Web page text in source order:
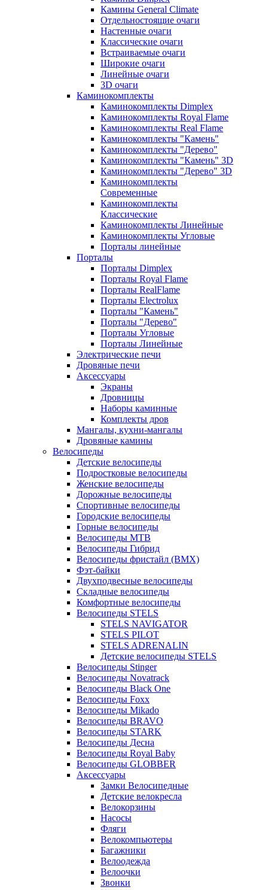
Камины General Climate
Отдельностоящие очаги
Настенные очаги
Классические очаги
Встраиваемые очаги
Широкие очаги
Линейные очаги
3D очаги
Каминокомплекты
Каминокомплекты Dimplex
Каминокомплекты Royal Flame
Каминокомплекты Real Flame
Каминокомплекты "Камень"
Каминокомплекты "Дерево"
Каминокомплекты "Камень" 3D
Каминокомплекты "Дерево" 3D
Каминокомплекты
Современные
Каминокомплекты
Классические
Каминокомплекты Линейные
Каминокомплекты Угловые
Порталы линейные
Порталы
Порталы Dimplex
Порталы Royal Flame
Порталы RealFlame
Порталы Electrolux
Порталы "Камень"
Порталы "Дерево"
Порталы Угловые
Порталы Линейные
Электрические печи
Дровяные печи
Аксессуары
Экраны
Дровницы
Наборы каминные
Комплекты дров
Мангалы, кухни-мангалы
Дровяные камины
Велосипеды
Детские велосипеды
Подростковые велосипеды
Женские велосипеды
Дорожные велосипеды
Спортивные велосипеды
Городские велосипеды
Горные велосипеды
Велосипеды MTB
Велосипеды Гибрид
Велосипеды фристайл (BMX)
Фэт-байки
Двухподвесные велосипеды
Складные велосипеды
Комфортные велосипеды
Велосипеды STELS
STELS NAVIGATOR
STELS PILOT
STELS ADRENALIN
Детские велосипеды STELS
Велосипеды Stinger
Велосипеды Novatrack
Велосипеды Black One
Велосипеды Foxx
Велосипеды Mikado
Велосипеды BRAVO
Велосипеды STARK
Велосипеды Десна
Велосипеды Royal Baby
Велосипеды GLOBBER
Аксессуары
Замки Велосипедные
Детские велокресла
Велокорзины
Насосы
Фляги
Велокомпьютеры
Багажники
Велоодежда
Велоочки
Звонки